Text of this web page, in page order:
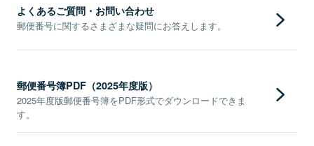
よくあるご質問・お問い合わせ
郵便番号に関するさまざまな疑問にお答えします。
郵便番号簿PDF（2025年度版）
2025年度版郵便番号簿をPDF形式でダウンロードできま
す。